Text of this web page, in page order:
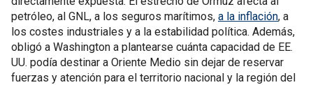
petróleo, al GNL, a los seguros marítimos, a la inflación, a
los costes industriales y a la estabilidad política. Además,
obligó a Washington a plantearse cuánta capacidad de EE.
UU. podía destinar a Oriente Medio sin dejar de reservar
fuerzas y atención para el territorio nacional y la región del